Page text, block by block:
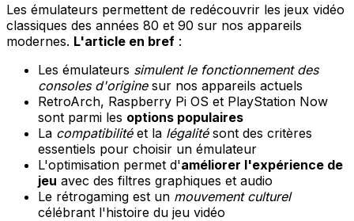
Les émulateurs permettent de redécouvrir les jeux vidéo
classiques des années 80 et 90 sur nos appareils
modernes. L'article en bref :
Les émulateurs simulent le fonctionnement des
consoles d'originesur nos appareils actuels
RetroArch, Raspberry Pi OS et PlayStation Now
sont parmi les options populaires
La compatibilitéet la légalitésont des critères
essentiels pour choisir un émulateur
L'optimisation permet d'améliorer l'expérience de
jeu avec des filtres graphiques et audio
Le rétrogaming est un mouvement culturel
célébrant l'histoire du jeu vidéo